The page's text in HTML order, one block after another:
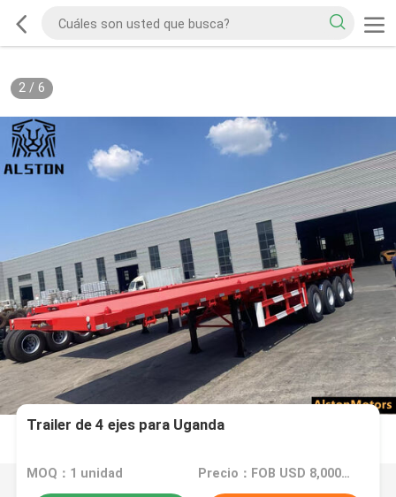
2/ 6
Trailer de 4 ejes para Uganda
MOQ：1 unidad Precio：FOB USD 8,000-10,000 PER UNIT